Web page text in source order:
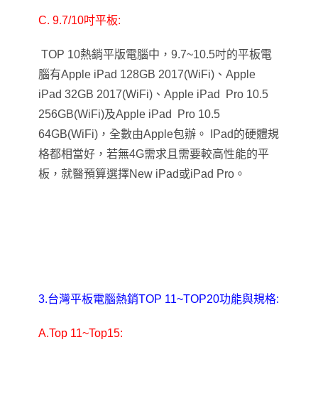
C. 9.7/10吋平板:
TOP 10熱銷平版電腦中，9.7~10.5吋的平板電
腦有Apple iPad 128GB 2017(WiFi)、Apple
iPad 32GB 2017(WiFi)、Apple iPad Pro 10.5
256GB(WiFi)及Apple iPad Pro 10.5
64GB(WiFi)，全數由Apple包辦。 IPad的硬體規
格都相當好，若無4G需求且需要較高性能的平
板，就醫預算選擇New iPad或iPad Pro。
3.台灣平板電腦熱銷TOP 11~TOP20功能與規格:
A.Top 11~Top15: